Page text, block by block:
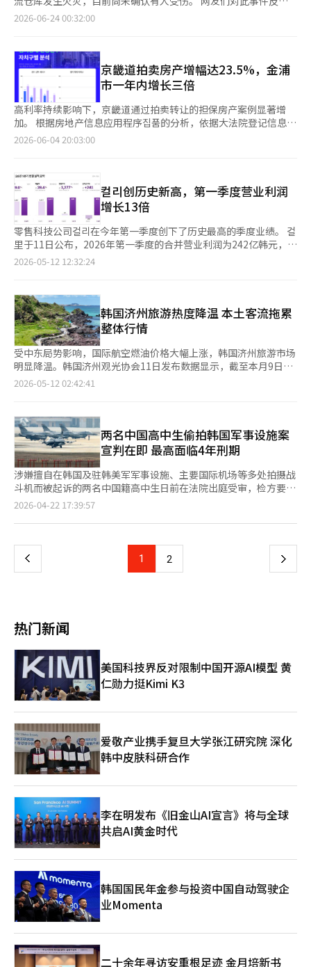
领域的73个工种（土方工程、砌筑工程等）和材料领域的46个品
类（保温材料、瓷砖等）。申请截止日期为本月30日，可通过호반
健康状况检查和配送量灵活调整等个性化管理体系。此外，CJ대한
통운还应用自开发的温湿度监测系统“罗伊斯温度（LoIS
格。 金裕承 CJ대한통운安全管理室室长表示：“我们将持续提升
体验式安全教育、现场中心的预防活动和数字化安全管理体系，努
力在物流行业内建立以预防为中心的安全文化，提高整体安全水
平。” 另外，CJ대한통운的安全体验中心占地约230平方米，配备
有虚拟现实（VR）体验、心肺复苏（CPR）和自动体外除颤器
（AED）培训、实际事故体验设备等。CJ대한통운在国内物流企业
中运营着最多的安全教育场所和预防项目。※ 本报道经人工智能
（AI）系统翻译与编辑。
行动。 “应对一级”意味着辖区内所有消防人员出动，而“应对
二级”则是调动邻近5至6个消防站的人员和设备进行救援。 消防
火焰。 警方和消防部门正在根据鞋类仓库相关人员在废纸堆放地
点发现火焰并报警的情况，调查火灾的具体原因和损失情况。※
本报道经人工智能（AI）系统翻译与编辑。
强烈，纷纷表示：“黑烟很严重”，“烟雾不容小觑”，“现在最
较弱的人要小心”，“周边道路最好暂时避开”，“希望消防员们
安全灭火”等。 消防部门认为火灾有向周边扩散的风险，已启动
应急响应一级，动员辖区内所有消防人员前往现场。 起火的仓库
主要存放衣物，建筑为三栋钢骨结构，总建筑面积为331平方米。
在应急响应一级中，辖区消防局的所有人员都会出动。 金浦市通
过安全提示短信提醒市民：“车辆请绕行建筑周边道路，建筑内的
市民请尽快疏散。” 消防部门表示，待火灾扑灭后，将对火灾原
因进行详细调查。
2026-06-24 00:32:00
京畿道拍卖房产增幅达23.5%，金浦
市一年内增长三倍
高利率持续影响下，京畿道通过拍卖转让的担保房产案例显著增
加。 根据房地产信息应用程序집품的分析，依据大法院登记信息广
场的数据，京畿道因强制拍卖而申请的房产所有权转移登记数量，
原市权善区（97宗）、金浦市（93宗）、阳平郡（85宗）、南杨
州市（65宗）。 去年平泽市以82宗位居第一，坡州市（67宗）、
阳平郡（62宗）等也在前列。今年平泽市继续保持第一，水原市和
金浦市则上升至前列，显示出重心的转移。 增幅最大的地区是金
浦市，金浦市从去年5月的30宗增加至今年的93宗，增幅超过三
倍。水原市权善区也从54宗增加至97宗，水原市八达区则从4宗激
增至47宗。 此外，南杨州市从30宗增加至65宗，龙仁市处仁区从
18宗增加至51宗，均显示出超过两倍的增长趋势。分析认为，京
增加。 然而，部分地区则出现了下降趋势。余州市（39宗→6
宗）、阳州市（50宗→26宗）、高阳市一山西区（25宗→4宗）、
伊川市（17宗→3宗）等的申请数量有所减少。尤其是余州市和高
阳市一山西区的减少幅度分别达到84.6%和84.0%。在同一京畿道
内，各地区的趋势差异明显。 强制拍卖导致的房产所有权转移登
记申请是指在设定了抵押权等担保权的房产通过拍卖成交后，为了
进行所有权转移而提交的登记程序。申请数量的增加意味着担保房
产实际进入拍卖阶段的案例增多，这被视为反映地区房地产市场资
担加重，担保房产进入拍卖的案例增多。尤其是2021至2022年房
价上涨期间购入的房产，近期也达到实际出售阶段，这也是增多的
原因之一。 집품相关人士表示：“京畿道强制拍卖申请的房产在一
年内增加了23.5%，金浦市从30宗增加至93宗，增幅超过三倍，
显示出以京畿道外围地区为中心的变化十分明显。”同时指
出：“但也有像余州和阳州这样减少的地区，因此在同一京畿道内
需要区分各地区的趋势进行观察。”
2026-06-04 20:03:00
컬리创历史新高，第一季度营业利润
增长13倍
零售科技公司컬리在今年第一季度创下了历史最高的季度业绩。 컬
里于11日公布，2026年第一季度的合并营业利润为242亿韩元，同
比增长1277%。 同期销售额增长28.4%，达到7457亿韩元。净利
国家数据处的统计，2026年第一季度国内在线购物交易额的增长
率为9.7%，这意味着컬里的增长速度是行业平均水平的三倍多。
컬里表示，主要业务的新鲜食品和美容部门的增长，以及卖家配送
（3P）、履约服务（FBK）和컬리N마트等业务多元化的成功，推
动了业绩的提升。 食品类别的第一季度交易额同比增长27.8%。美
容产品的销售也因奢侈品牌的热销和独立品牌的崛起而增长
20.2%。 包括履约服务在内的卖家配送增长了52.6%，推动了业绩
改善。时尚和家居产品的差异化策略以及物流服务的竞争力提升也
轨，3月份的交易额较推出初期（去年9月）增长了约9倍。 物流创
新对盈利能力的改善至关重要。컬里在今年2月推出了“午夜闪
送”服务，顾客在下午3点之前下单可在当天午夜前送达。通过多
样化的配送时间段，提升了物流运营效率。 此外，金浦、平泽和
昌原的物流中心经过长期的运营优化，从本季度开始实现了成本的
显著降低。第一季度的毛利率为33.1%，较去年提高了0.8个百分
点，销售费用率也降低了2.2个百分点，增强了盈利能力。 与业绩
发布相呼应的是与Naver的战略联盟备受关注。컬里于6日向Naver
进行330亿韩元的第三方配售增资。此次投资使Naver在컬里的持
划将此次增资获得的330亿韩元作为中长期增长的坚实基础，具体
用于增强配送竞争力的物流基础设施建设，以及开发未来新业务的
资金。 컬里首席财务官金钟勋表示：“通过在商品、物流和技术方
（IPO）路线图并加快进程。”※ 本报道经人工智能（AI）系统翻
2026-05-12 12:32:24
韩国济州旅游热度降温 本土客流拖累
整体行情
受中东局势影响，国际航空燃油价格大幅上涨，韩国济州旅游市场
明显降温。韩国济州观光协会11日发布数据显示，截至本月9日，
济州累计接待游客35.3272万人次，同比减少1.9%，为去年5月以
万人次，同比下降7.8%。虽然外籍游客同比增长29.7%，保持恢
复趋势，但仍不足以弥补本国游客减少带来的缺口。 业内认为，
国际油价上涨导致交通成本明显增加，是济州旅游需求走弱的主要
原因。随着航空燃油价格持续攀升，韩国国内航线燃油附加费自本
月起大幅上调。以大韩航空、韩亚航空为例，国内航线燃油附加费
已由此前的7700韩元（约合人民币36.7元元）上涨至3.41万韩元，
涨幅超过4倍，且下月还将进一步上调至3.52万韩元，创历史最高
水平。 在票价方面，目前大韩航空济州至首尔（金浦）周末普通
舱单程票价已升至15.51万韩元，高端舱位最高超过21万韩元。低
线客轮燃油附加费同样上涨，部分船运企业暂停线上优惠活动，进
一步加重游客出行负担。 除价格因素外，韩国国内赴济州航班运
期已结束，加之国内游客持续减少，市场普遍认为短期内出现明显
涨、航线缩减以及租车油费增加等因素，可能继续抑制赴济州旅游
需求。为稳定旅游市场，济州道政府已投入约31亿韩元推出紧急扶
持措施，包括住宿、租车优惠，以及向停留两晚以上游客发放地区
货币等，以吸引游客回流。
2026-05-12 02:42:41
两名中国高中生偷拍韩国军事设施案
宣判在即 最高面临4年刑期
涉嫌擅自在韩国及驻韩美军军事设施、主要国际机场等多处拍摄战
斗机而被起诉的两名中国籍高中生日前在法院出庭受审，检方要求
请求法院判处A某有期徒刑4年（少年犯适用不定期刑，长期4年、
备。 检方指出，两名被告的行为严重威胁韩国军事安全，且未就
示，两名被告均为未成年人，并非受特定组织指使或资助，仅因为
爱好航天摄影而进行相关拍摄行为，望法院考虑年少无知从宽处
检方指出，被告曾在群聊中提到“C某（聊天群成员）让我们去拍
照，还说会给钱”，怀疑背后可能存在指使者。辩方则回应称，这
只是群成员之间的玩笑话，是担心被查获后互相推责的戏言，不应
被字面解读。 根据检方指控，A某和B某自2024年下半年至去年3
月，先后3次和2次入境韩国。在韩国境内对战斗机起降、管制设施
等用相机进行数百次精密拍摄。涉案地点包括水原空军基地、平泽
乌山空军基地、平泽美军基地、清州空军基地等4处军事设施，以
及仁川、金浦、济州等3处国际机场。 去年3月21日，两名被告在
水原空军基地附近拍摄起降中的战斗机时，被附近居民发现并报
警，随后遭警方当场查获。法院将于5月14日上午10时对此案作出
一审宣判。
2026-04-22 17:39:57
上
页
1 2 下
热门新闻
美国科技界反对限制中国开源AI模型 黄
仁勋力挺Kimi K3
爱敬产业携手复旦大学张江研究院 深化
韩中皮肤科研合作
李在明发布《旧金山AI宣言》将与全球
共启AI黄金时代
韩国国民年金参与投资中国自动驾驶企
业Momenta
二十余年寻访安重根足迹 金月培新书